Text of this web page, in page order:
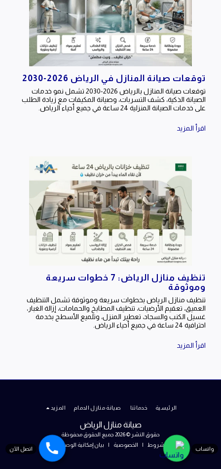
توقعات صيانة المنازل في الرياض 2026-2030
توقعات صيانة المنازل بالرياض 2026-2030 تشمل نمو خدمات
الصيانة الذكية، كشف التسربات، وصيانة المكيفات مع زيادة الطلب
على خدمات الصيانة المنزلية 24 ساعة في جميع أحياء الرياض.
اقرأ المزيد
تنظيف منازل الرياض: 7 خطوات سريعة
وموثوقة
تنظيف منازل الرياض بخطوات سريعة وموثوقة تشمل التنظيف
العميق، تعقيم الأرضيات، تنظيف المطابخ والحمامات، إزالة الغبار،
غسيل الكنب والسجاد، تعطير المنزل، وتلميع الأسطح بخدمة
احترافية 24 ساعة في جميع أحياء الرياض.
اقرأ المزيد
صيانة منازل الرياض
حقوق النشر © 2026 جميع الحقوق محفوظة
الشروط
| الخصوصية | بيان إمكانية الوصول
الرئيسية خدماتنا صيانة منازل الدمام المزيد
واتساب اتصل الآن